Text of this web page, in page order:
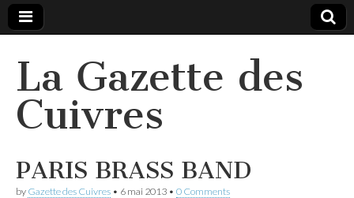
La Gazette des
Cuivres
PARIS BRASS BAND
by Gazette des Cuivres • 6 mai 2013 • 0 Comments